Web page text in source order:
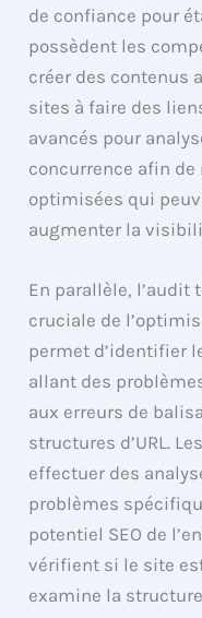
de confiance pour
possèdent les
créer des contenus
sites à faire des
avancés pour
concurrence afin
optimisées qui
augmenter la
En parallèle, l’audit
cruciale de
permet d’identifier
allant des
aux erreurs de
structures d’URL.
effectuer des
problèmes
potentiel SEO de
vérifient si le site
examine la